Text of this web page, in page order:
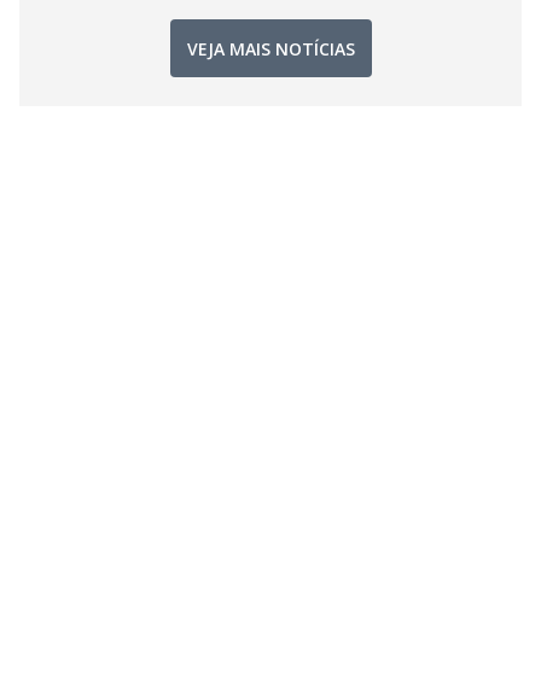
VEJA MAIS NOTÍCIAS